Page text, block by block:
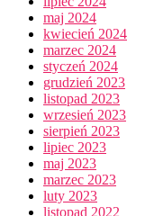
maj 2024
kwiecień 2024
marzec 2024
styczeń 2024
grudzień 2023
listopad 2023
wrzesień 2023
sierpień 2023
lipiec 2023
maj 2023
marzec 2023
luty 2023
listopad 2022